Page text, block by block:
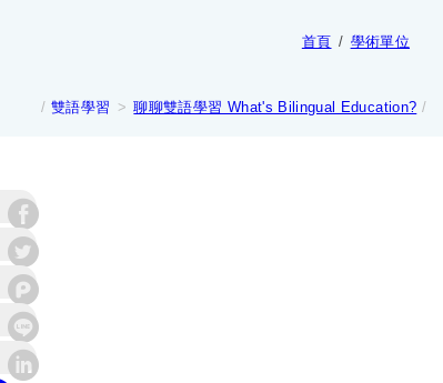
首頁 學術單位
雙語學習 聊聊雙語學習 What's Bilingual Education?